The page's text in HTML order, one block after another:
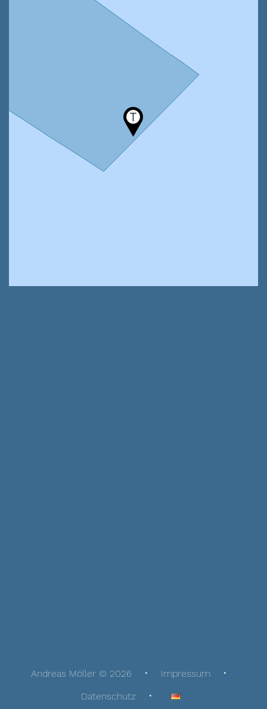
Andreas Möller © 2026
Impressum
Datenschutz